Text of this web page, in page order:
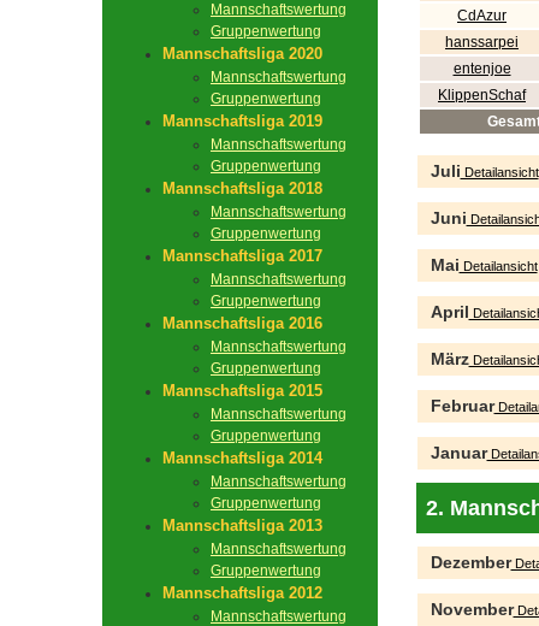
Mannschaftswertung
Gruppenwertung
Mannschaftsliga 2020
Mannschaftswertung
Gruppenwertung
Mannschaftsliga 2019
Mannschaftswertung
Gruppenwertung
Mannschaftsliga 2018
Mannschaftswertung
Gruppenwertung
Mannschaftsliga 2017
Mannschaftswertung
Gruppenwertung
Mannschaftsliga 2016
Mannschaftswertung
Gruppenwertung
Mannschaftsliga 2015
Mannschaftswertung
Gruppenwertung
Mannschaftsliga 2014
Mannschaftswertung
Gruppenwertung
Mannschaftsliga 2013
Mannschaftswertung
Gruppenwertung
Mannschaftsliga 2012
Mannschaftswertung
CdAzur
hanssarpei
entenjoe
KlippenSchaf
Juli Detailansicht
Juni
Mai Detailansicht
April
März
Februar
Januar
2.
Dezember
November